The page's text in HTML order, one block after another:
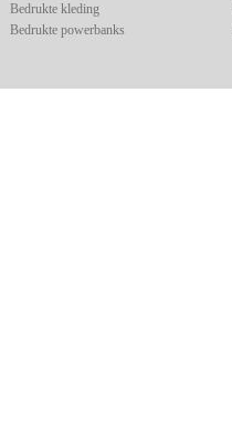
Bedrukte kleding
Bedrukte powerbanks